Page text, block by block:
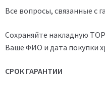
Все вопросы, связанные с
Сохраняйте накладную
Ваше ФИО и дата покупки
СРОК ГАРАНТИИ